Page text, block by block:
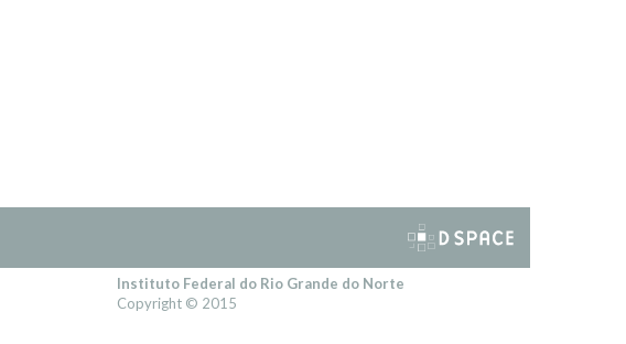
Instituto Federal do Rio Grande do Norte
Copyright © 2015